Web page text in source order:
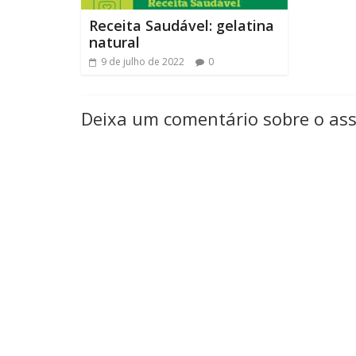
Receita Saudável: gelatina
natural
9 de julho de 2022 0
Deixa um comentário sobre o